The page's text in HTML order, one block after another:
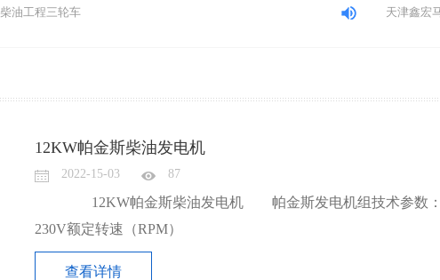
柴油工程三轮车 天津鑫宏马
12KW帕金斯柴油发电机
2022-15-03 87
12KW帕金斯柴油发电机 帕金斯发电机组技术参数：型
230V额定转速（RPM）
查看详情